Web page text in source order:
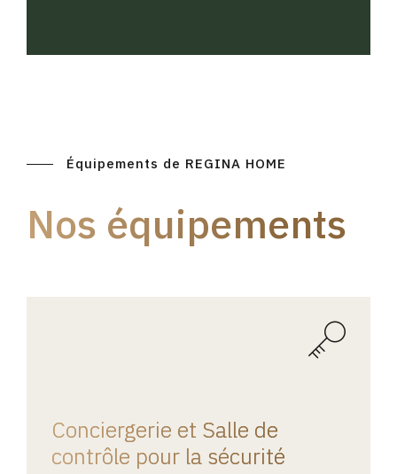
Équipements de REGINA HOME
Nos équipements
Conciergerie et Salle de
contrôle pour la sécurité